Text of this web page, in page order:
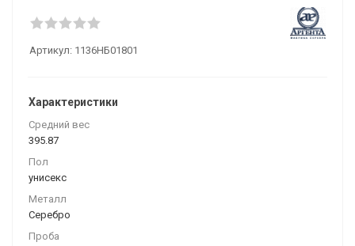
Артикул: 1136НБ01801
Характеристики
Средний вес
395.87
Пол
унисекс
Металл
Серебро
Проба